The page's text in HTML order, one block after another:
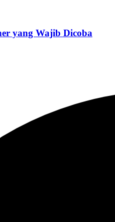
yang Wajib Dicoba